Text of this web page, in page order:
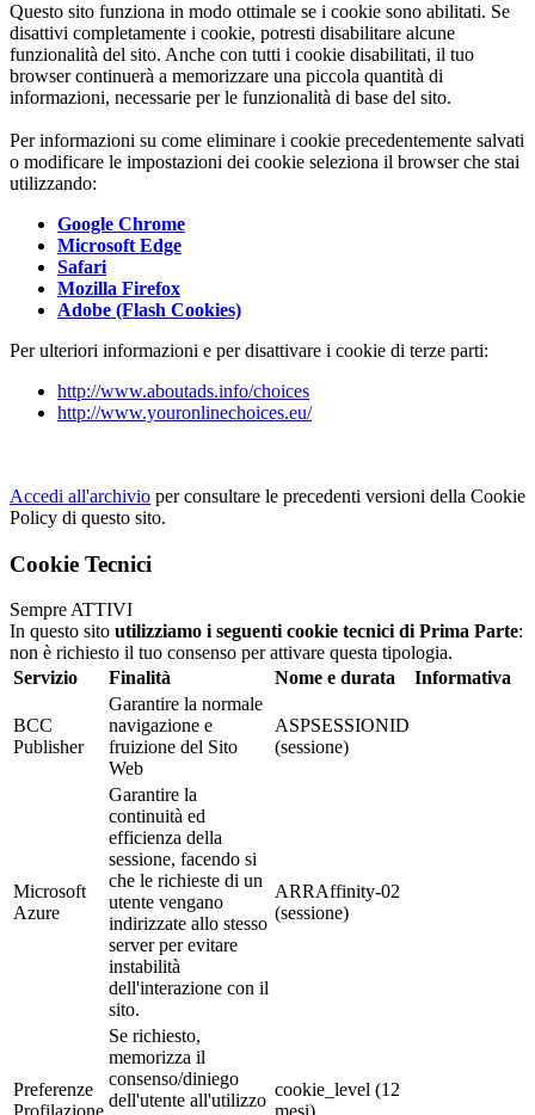
Questo sito funziona in modo ottimale se i cookie sono abilitati. Se
disattivi completamente i cookie, potresti disabilitare alcune
funzionalità del sito. Anche con tutti i cookie disabilitati, il tuo
browser continuerà a memorizzare una piccola quantità di
informazioni, necessarie per le funzionalità di base del sito.
Per informazioni su come eliminare i cookie precedentemente salvati
o modificare le impostazioni dei cookie seleziona il browser che stai
utilizzando:
Google Chrome
Microsoft Edge
Safari
Mozilla Firefox
Adobe (Flash Cookies)
Per ulteriori informazioni e per disattivare i cookie di terze parti:
http://www.aboutads.info/choices
http://www.youronlinechoices.eu/
Accedi all'archivio per consultare le precedenti versioni della Cookie
Policy di questo sito.
Cookie Tecnici
Sempre ATTIVI
In questo sito utilizziamo i seguenti cookie tecnici di Prima Parte:
non è richiesto il tuo consenso per attivare questa tipologia.
Servizio
Finalità Nome e durata Informativa
BCC
Publisher
Garantire la normale
navigazione e
fruizione del Sito
Web
ASPSESSIONID
(sessione)
Microsoft
Azure
Garantire la
continuità ed
efficienza della
sessione, facendo si
che le richieste di un
utente vengano
indirizzate allo stesso
server per evitare
instabilità
dell'interazione con il
sito.
ARRAffinity-02
(sessione)
Preferenze
Se richiesto,
memorizza il
consenso/diniego
dell'utente all'utilizzo
cookie_level (12